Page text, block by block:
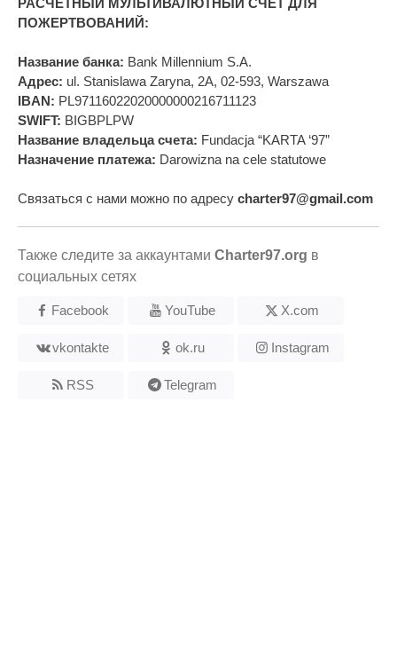
РАСЧЕТНЫЙ МУЛЬТИВАЛЮТНЫЙ СЧЕТ ДЛЯ
ПОЖЕРТВОВАНИЙ:
Название банка: Bank Millennium S.A.
Адрес: ul. Stanislawa Zaryna, 2A, 02-593, Warszawa
IBAN: PL97116022020000000216711123
SWIFT: BIGBPLPW
Название владельца счета: Fundacja “KARTA ‘97”
Назначение платежа: Darowizna na cele statutowe
Связаться с нами можно по адресу charter97@gmail.com
Также следите за аккаунтами Charter97.org в
социальных сетях
Facebook YouTube X.com
vkontakte ok.ru Instagram
RSS Telegram